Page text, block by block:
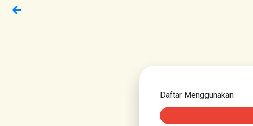
Daftar Menggunakan